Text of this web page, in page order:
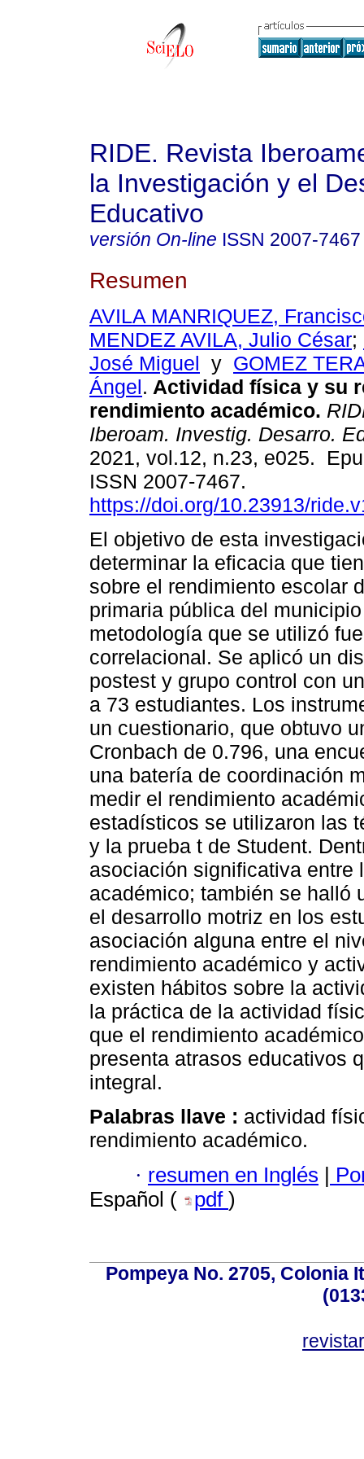
RIDE. Revista
la Investigación y el
Educativo
versión On-line ISSN 2007-7467
Resumen
AVILA MANRIQUEZ,
MENDEZ AVILA, Julio César;
José Miguel y GOMEZ
Ángel. Actividad física y su
rendimiento académico.
Iberoam. Investig. Desarro.
2021, vol.12, n.23, e025.
ISSN 2007-7467.
https://doi.org/10.23913/
El objetivo de esta
determinar la eficacia que
sobre el rendimiento escolar
primaria pública del
metodología que se utilizó
correlacional. Se aplicó un
postest y grupo control con
a 73 estudiantes. Los
un cuestionario, que obtuvo
Cronbach de 0.796, una
una batería de coordinación
medir el rendimiento
estadísticos se utilizaron las
y la prueba t de Student.
asociación significativa
académico; también se halló
el desarrollo motriz en los
asociación alguna entre el
rendimiento académico y
existen hábitos sobre la
la práctica de la actividad
que el rendimiento
presenta atrasos educativos
integral.
Palabras llave : actividad
rendimiento académico.
· resumen en Inglés |
Español (
pdf )
Pompeya No. 2705, Colonia